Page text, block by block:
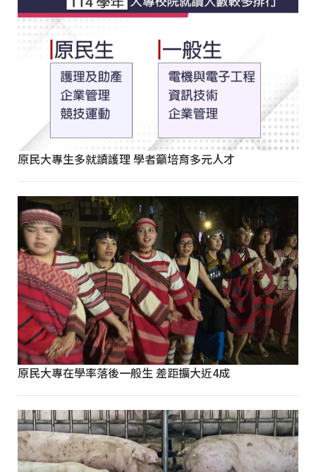
原民大專生多就讀護理 學者籲培育多元人才
原民大專在學率落後一般生 差距擴大近4成